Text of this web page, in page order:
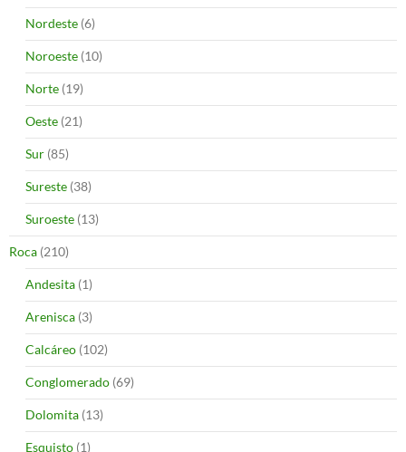
Nordeste (6)
Noroeste (10)
Norte (19)
Oeste (21)
Sur (85)
Sureste (38)
Suroeste (13)
Roca (210)
Andesita (1)
Arenisca (3)
Calcáreo (102)
Conglomerado (69)
Dolomita (13)
Esquisto (1)